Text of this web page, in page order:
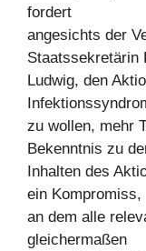
fordert
angesichts der
Staatssekretärin
Ludwig, den
zu wollen, mehr
Bekenntnis zu
Inhalten des
ein Kompromiss,
an dem alle
gleichermaßen